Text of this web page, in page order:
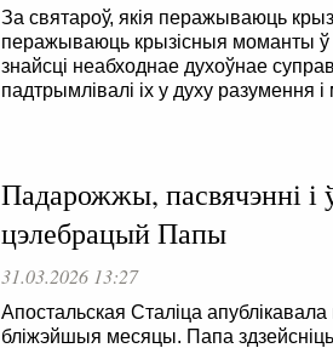
За святароў, якія перажываюць
перажываюць крызісныя моманты ў
знайсці неабходнае духоўнае
падтрымлівалі іх у духу разумення і
Падарожжы, пасвячэнні і
цэлебрацый Папы
31.03.2026 13:27
Апостальская Сталіца
бліжэйшыя месяцы. Папа